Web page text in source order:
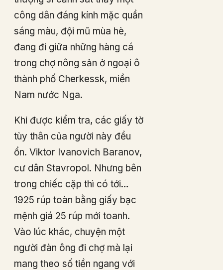
công dân đáng kính mặc quần
sáng màu, đội mũ mùa hè,
đang đi giữa những hàng cá
trong chợ nông sản ở ngoại ô
thành phố Cherkessk, miền
Nam nước Nga.
Khi được kiểm tra, các giấy tờ
tùy thân của người này đều
ổn. Viktor Ivanovich Baranov,
cư dân Stavropol. Nhưng bên
trong chiếc cặp thì có tới…
1925 rúp toàn bằng giấy bạc
mệnh giá 25 rúp mới toanh.
Vào lúc khác, chuyện một
người đàn ông đi chợ mà lại
mang theo số tiền ngang với